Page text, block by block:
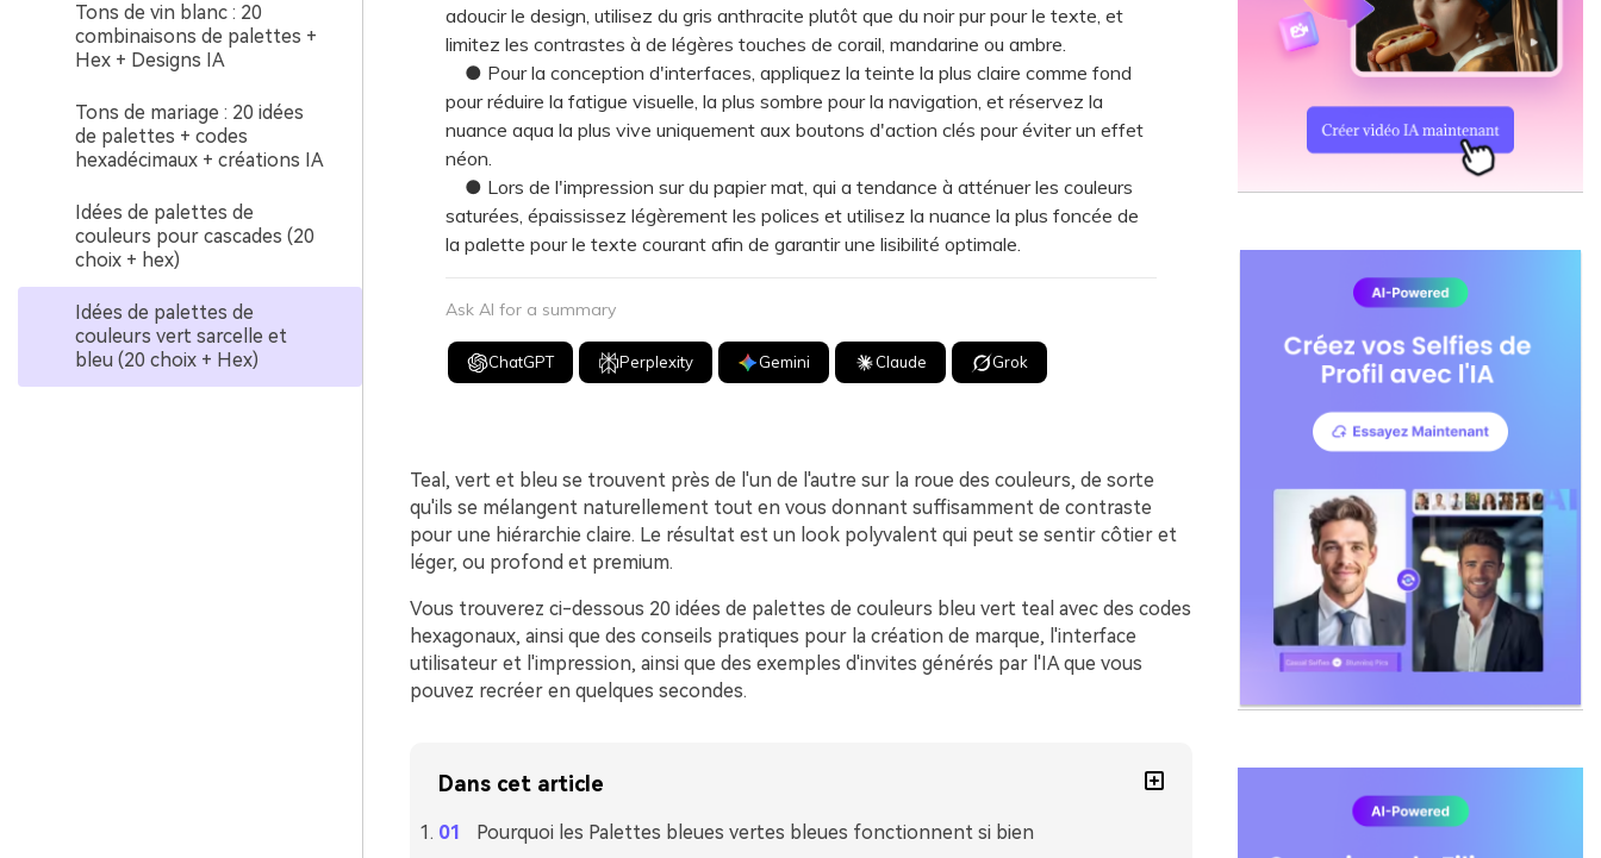
Tons de vin blanc : 20
combinaisons de palettes +
Hex + Designs IA
Tons de mariage : 20 idées
de palettes + codes
hexadécimaux + créations IA
Idées de palettes de
couleurs pour cascades (20
choix + hex)
Idées de palettes de
couleurs vert sarcelle et
bleu (20 choix + Hex)
adoucir le design, utilisez du gris anthracite plutôt que du noir pur pour le texte, et
limitez les contrastes à de légères touches de corail, mandarine ou ambre.
● Pour la conception d'interfaces, appliquez la teinte la plus claire comme fond
pour réduire la fatigue visuelle, la plus sombre pour la navigation, et réservez la
nuance aqua la plus vive uniquement aux boutons d'action clés pour éviter un effet
néon.
● Lors de l'impression sur du papier mat, qui a tendance à atténuer les couleurs
saturées, épaississez légèrement les polices et utilisez la nuance la plus foncée de
la palette pour le texte courant afin de garantir une lisibilité optimale.
Ask AI for a summary
ChatGPT Perplexity Gemini Claude Grok
Teal, vert et bleu se trouvent près de l'un de l'autre sur la roue des couleurs, de sorte
qu'ils se mélangent naturellement tout en vous donnant suffisamment de contraste
pour une hiérarchie claire. Le résultat est un look polyvalent qui peut se sentir côtier et
léger, ou profond et premium.
Vous trouverez ci-dessous 20 idées de palettes de couleurs bleu vert teal avec des codes
hexagonaux, ainsi que des conseils pratiques pour la création de marque, l'interface
utilisateur et l'impression, ainsi que des exemples d'invites générés par l'IA que vous
pouvez recréer en quelques secondes.
Dans cet article
Pourquoi les Palettes bleues vertes bleues fonctionnent si bien